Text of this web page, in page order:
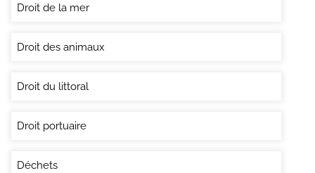
Droit de la mer
Droit des animaux
Droit du littoral
Droit portuaire
Déchets